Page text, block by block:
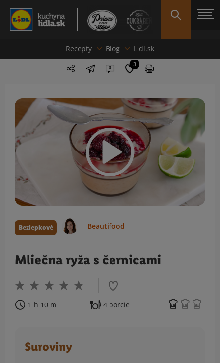
Recepty Blog Lidl.sk
0 3
Bezlepkové Beautifood
Mliečna ryža s černicami
1 h 10 m 4 porcie
Suroviny